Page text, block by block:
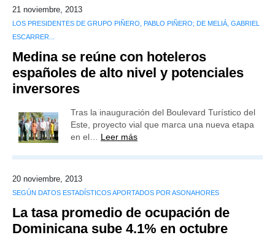
21 noviembre, 2013
LOS PRESIDENTES DE GRUPO PIÑERO, PABLO PIÑERO; DE MELIÁ, GABRIEL
ESCARRER...
Medina se reúne con hoteleros
españoles de alto nivel y potenciales
inversores
Tras la inauguración del Boulevard Turístico del
Este, proyecto vial que marca una nueva etapa
en el… Leer más
20 noviembre, 2013
SEGÚN DATOS ESTADÍSTICOS APORTADOS POR ASONAHORES
La tasa promedio de ocupación de
Dominicana sube 4.1% en octubre